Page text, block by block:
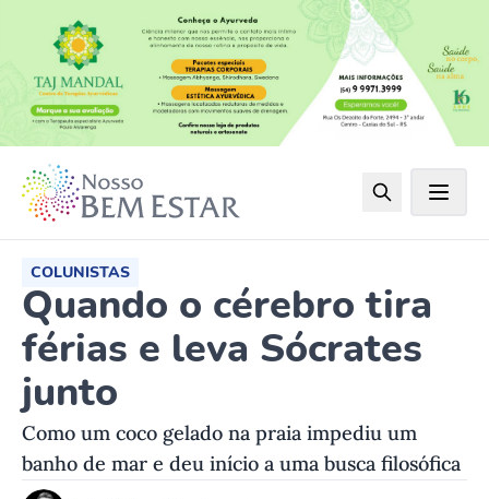
COLUNISTAS
Quando o cérebro tira
férias e leva Sócrates
junto
Como um coco gelado na praia impediu um
banho de mar e deu início a uma busca filosófica